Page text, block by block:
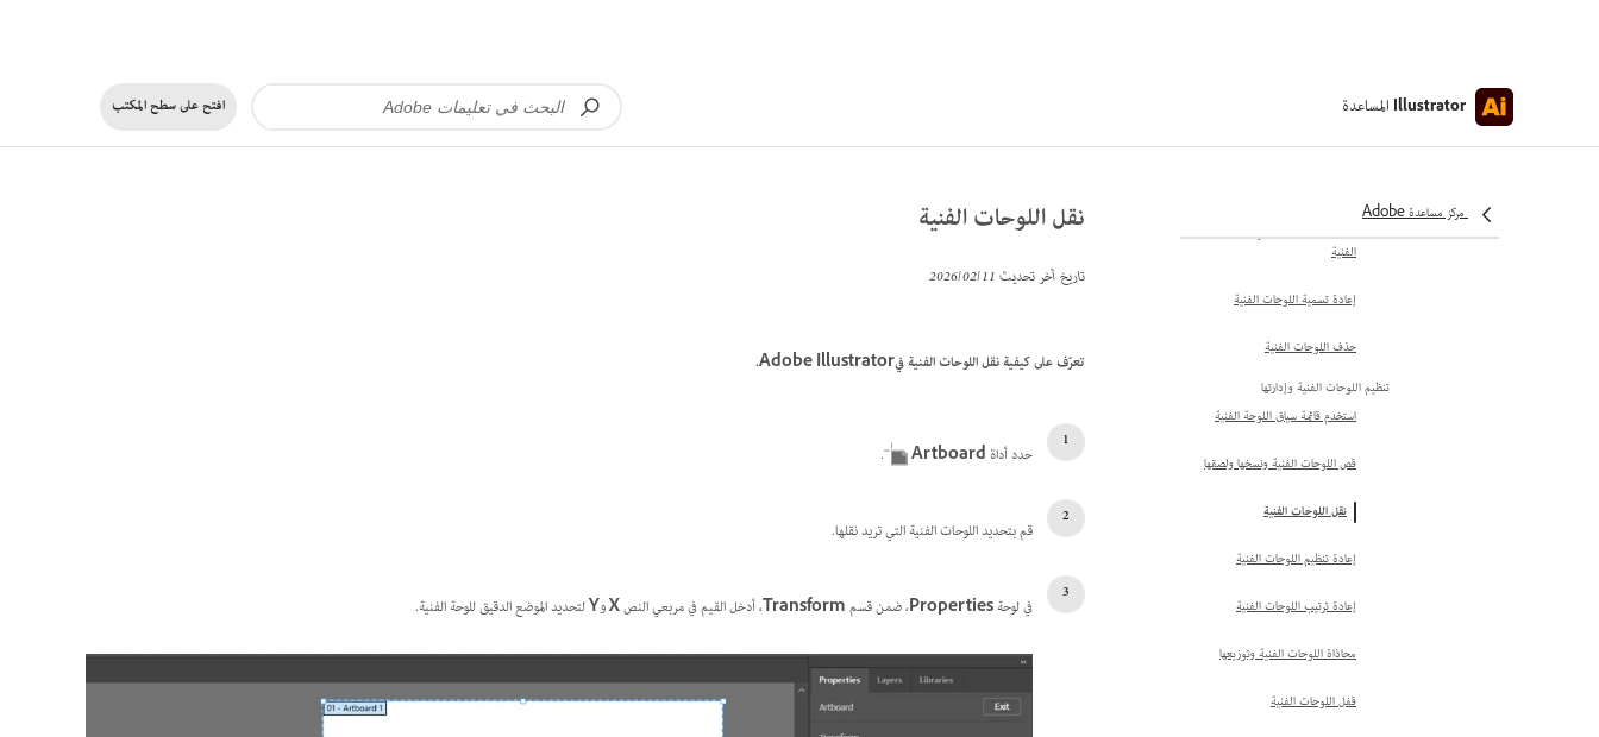
Illustrator المساعدة افتح علىسطح المكتب
مركز مساعدة Adobe
تغيير حجم العمل الفني مع اللوحة
الفنية
إعادة تسمية اللوحات الفنية
حذف اللوحات الفنية
تنظيم اللوحات الفنية وإدارتها
استخدم قائمة سياق اللوحة الفنية
قص اللوحات الفنية ونسخها ولصقها
نقل اللوحات الفنية
إعادة تنظيم اللوحات الفنية
إعادة ترتيب اللوحات الفنية
محاذاة اللوحات الفنية وتوزيعها
قفل اللوحات الفنية
نقل اللوحات الفنية
تاريخ آخر تحديث11‏/02‏/2026
تعرّف على كيفية نقل اللوحات الفنية فيAdobe Illustrator.
حدد أداة Artboard
.
قم بتحديد اللوحات الفنية التي تريد نقلها.
في لوحةProperties، ضمن قسمTransform، أدخل القيم في مربعي النصXوYلتحديد الموضع الدقيق للوحة الفنية.